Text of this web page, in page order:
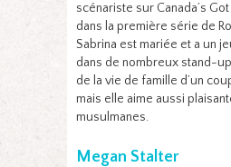
scénariste sur Canada’s
dans la première série de
Sabrina est mariée et a un
dans de nombreux stand-
de la vie de famille d’un
mais elle aime aussi
musulmanes.
Megan Stalter